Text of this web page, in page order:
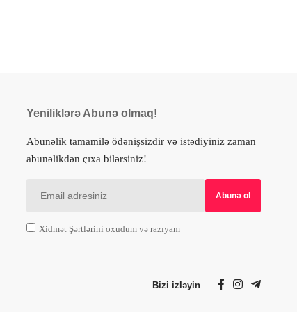
Yeniliklərə Abunə olmaq!
Abunəlik tamamilə ödənişsizdir və istədiyiniz zaman
abunəlikdən çıxa bilərsiniz!
Xidmət Şərtlərini oxudum və razıyam
Bizi izləyin